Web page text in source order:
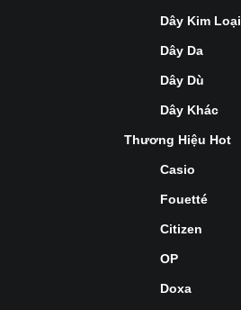
Dây Kim Loại
Dây Da
Dây Dù
Dây Khác
Thương Hiệu Hot
Casio
Fouetté
Citizen
OP
Doxa